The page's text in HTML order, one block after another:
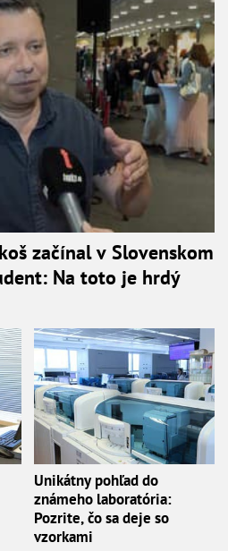
začínal v Slovenskom
Na toto je hrdý
Unikátny pohľad do
známeho laboratória:
Pozrite, čo sa deje so
vzorkami